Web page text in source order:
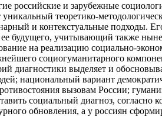
российские и зарубежные
уникальный теоретико-
и контекстуальные подходы.
ее будущего, учитывающий также
на реализацию социально-
социогуманитарного
диагностики выделяет и
национальный вариант
вызовам России;
социальный диагноз,
обновления, а у россиян